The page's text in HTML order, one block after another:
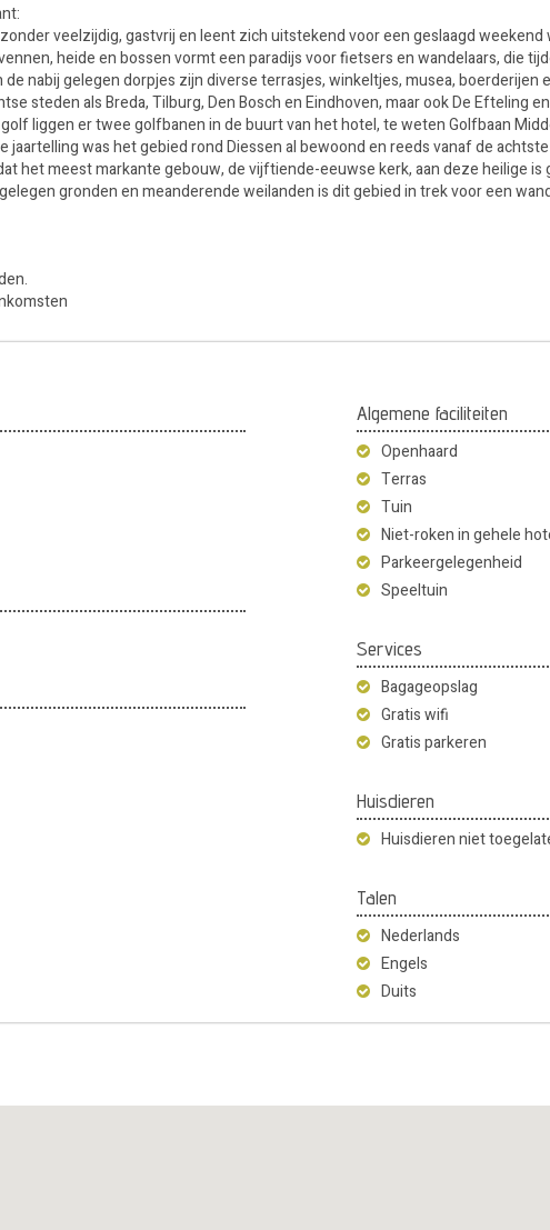
veelzijdig, gastvrij en leent zich uitstekend voor een geslaagd
heide en bossen vormt een paradijs voor fietsers en wandelaars, die
nabij gelegen dorpjes zijn diverse terrasjes, winkeltjes, musea, boerderijen
steden als Breda, Tilburg, Den Bosch en Eindhoven, maar ook De Efteling en
liggen er twee golfbanen in de buurt van het hotel, te weten Golfbaan
jaartelling was het gebied rond Diessen al bewoond en reeds vanaf de
het meest markante gebouw, de vijftiende-eeuwse kerk, aan deze heilige is
gronden en meanderende weilanden is dit gebied in trek voor een
Algemene faciliteiten
Openhaard
Terras
Tuin
Niet-roken in gehele
Parkeergelegenheid
Speeltuin
Services
Bagageopslag
Gratis wifi
Gratis parkeren
Huisdieren
Huisdieren niet
Talen
Nederlands
Engels
Duits